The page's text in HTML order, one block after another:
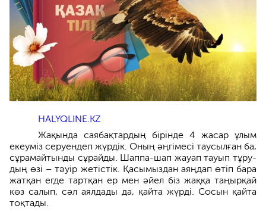
HALYQLINE.KZ
Жақында саябақтардың бірінде 4 жасар ұлым
екеуміз серуендеп жүрдік. Оның әңгі­месі таусылған ба,
сұрамайтынды сұрайды. Шаппа-шап жауап тауып тұру­
дың өзі – тәуір жетістік. Қасымыздан аяң­дап өтіп бара
жатқан егде тартқан ер мен әйел біз жаққа таңырқай
көз салып, сәл аялдады да, қайта жүрді. Сосын қайта
тоқтады.